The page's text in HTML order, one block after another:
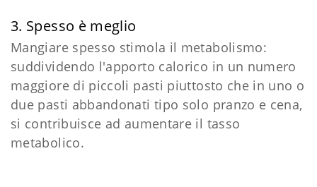
3. Spesso è meglio
Mangiare spesso stimola il metabolismo:
suddividendo l'apporto calorico in un numero
maggiore di piccoli pasti piuttosto che in uno o
due pasti abbandonati tipo solo pranzo e cena,
si contribuisce ad aumentare il tasso
metabolico.